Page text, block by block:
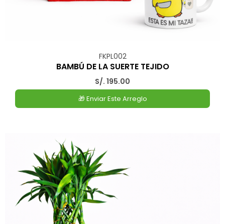
FKPL002
BAMBÚ DE LA SUERTE TEJIDO
S/. 195.00
🎁 Enviar Este Arreglo